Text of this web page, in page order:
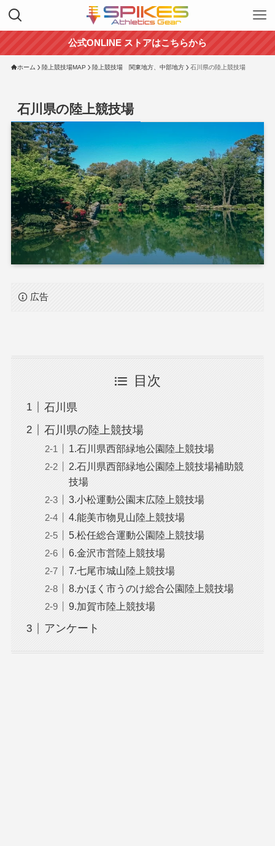
公式ONLINE ストアはこちらから
ホーム 陸上競技場MAP 陸上競技場 関東地方、中部地方 石川県の陸上競技場
石川県の陸上競技場
広告
目次
石川県
石川県の陸上競技場
1.石川県西部緑地公園陸上競技場
2.石川県西部緑地公園陸上競技場補助競
技場
3.小松運動公園末広陸上競技場
4.能美市物見山陸上競技場
5.松任総合運動公園陸上競技場
6.金沢市営陸上競技場
7.七尾市城山陸上競技場
8.かほく市うのけ総合公園陸上競技場
9.加賀市陸上競技場
アンケート